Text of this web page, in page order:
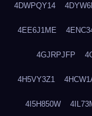
4DWPQY14
4EE6J1ME
4GJRPJFP
4H5VY3Z1
4I5H850W